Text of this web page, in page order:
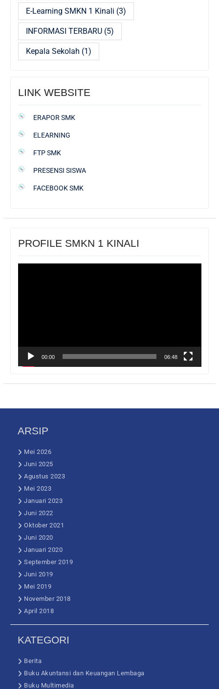
E-Learning SMKN 1 Kinali (3)
INFORMASI TERBARU(5)
Kepala Sekolah (1)
LINK WEBSITE
ERAPOR SMK
ELEARNING
FTP SMK
PRESENSI SISWA
FACEBOOK SMK
PROFILE SMKN 1 KINALI
00:00 06:48
ARSIP
Mei 2026
Juni 2025
Agustus 2023
Mei 2023
Januari 2023
Juni 2022
Oktober 2021
Juni 2020
Januari 2020
September 2019
Juni 2019
Mei 2019
November 2018
April 2018
KATEGORI
Berita
Buku Akuntansi dan Keuangan Lembaga
Buku Multimedia